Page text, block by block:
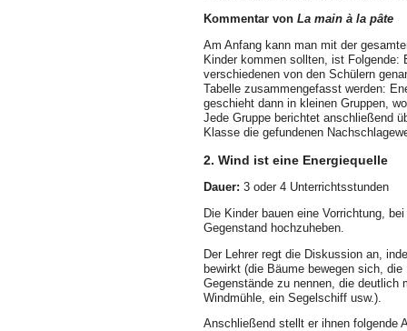
Kommentar von La main à la pâte
Am Anfang kann man mit der
Kinder kommen sollten, ist Folgende:
verschiedenen von den Schülern
Tabelle zusammengefasst werden:
geschieht dann in kleinen Gruppen,
Jede Gruppe berichtet anschlie­ßend
Klasse die gefundenen
2. Wind ist eine Energiequelle
Dauer: 3 oder 4 Unterrichtsstunden
Die Kinder bauen eine Vorrichtung,
Gegenstand hochzuheben.
Der Lehrer regt die Diskussion an,
bewirkt (die Bäume bewegen sich,
Gegenstände zu nennen, die deutlich
Windmühle, ein Segelschiff usw.).
Anschließend stellt er ihnen folgende